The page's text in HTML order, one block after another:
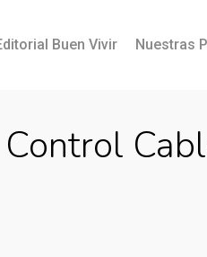
Buen Vivir Nuestras